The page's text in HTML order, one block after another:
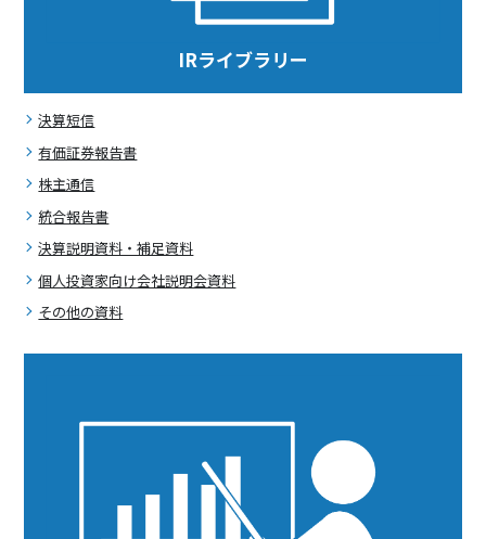
IRライブラリー
決算短信
有価証券報告書
株主通信
統合報告書
決算説明資料・補足資料
個人投資家向け会社説明会資料
その他の資料